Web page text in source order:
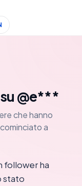
@e***
che hanno
a
follower ha
stato